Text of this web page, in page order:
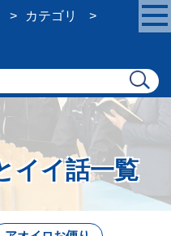
カテゴリ
イイ話一覧